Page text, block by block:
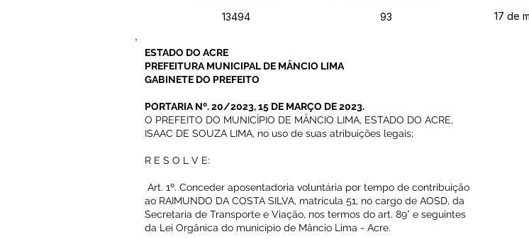
13494
93 17 de
ESTADO DO ACRE
PREFEITURA MUNICIPAL DE MÂNCIO LIMA
GABINETE DO PREFEITO
PORTARIA Nº. 20/2023, 15 DE MARÇO DE 2023.
O PREFEITO DO MUNICÍPIO DE MÂNCIO LIMA, ESTADO DO ACRE,
ISAAC DE SOUZA LIMA, no uso de suas atribuições legais;
R E S O L V E:
Art. 1º. Conceder aposentadoria voluntária por tempo de contribuição
ao RAIMUNDO DA COSTA SILVA, matrícula 51, no cargo de AOSD, da
Secretaria de Transporte e Viação, nos termos do art. 89° e seguintes
da Lei Orgânica do município de Mâncio Lima - Acre.